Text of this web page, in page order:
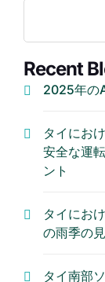
Recent
2025年の
タイにお
安全な運
ント
タイにお
の雨季の
タイ南部